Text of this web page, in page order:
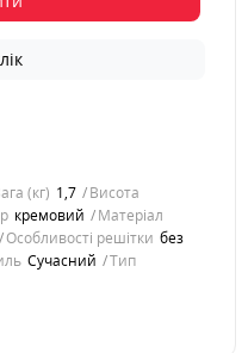
(кг) 1,7
Висота
кремовий
Матеріал
Особливості решітки без
Cучасний
Тип